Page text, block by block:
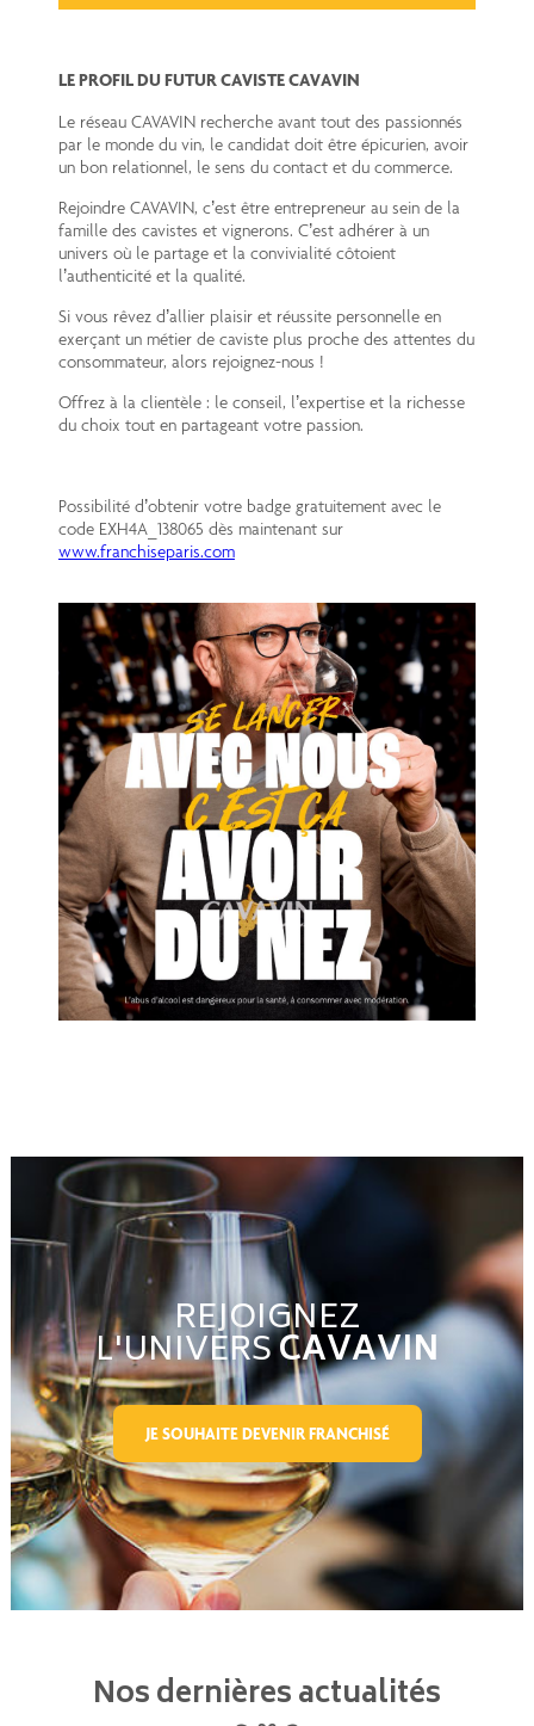
LE PROFIL DU FUTUR CAVISTE CAVAVIN
Le réseau CAVAVIN recherche avant tout des passionnés
par le monde du vin, le candidat doit être épicurien, avoir
un bon relationnel, le sens du contact et du commerce.
Rejoindre CAVAVIN, c’est être entrepreneur au sein de la
famille des cavistes et vignerons. C’est adhérer à un
univers où le partage et la convivialité côtoient
l’authenticité et la qualité.
Si vous rêvez d’allier plaisir et réussite personnelle en
exerçant un métier de caviste plus proche des attentes du
consommateur, alors rejoignez-nous !
Offrez à la clientèle : le conseil, l’expertise et la richesse
du choix tout en partageant votre passion.
Possibilité d’obtenir votre badge gratuitement avec le
code EXH4A_138065 dès maintenant sur
www.franchiseparis.com
REJOIGNEZ
L'UNIVERSCAVAVIN
JE SOUHAITE DEVENIR FRANCHISÉ
Nos dernières actualités